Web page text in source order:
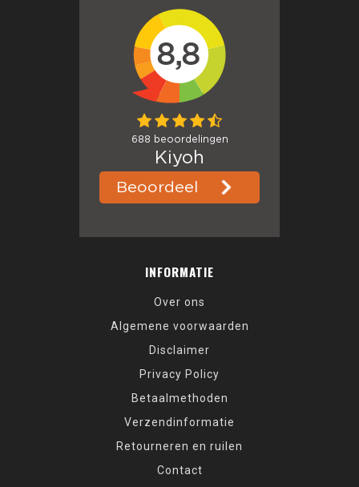
INFORMATIE
Over ons
Algemene voorwaarden
Disclaimer
Privacy Policy
Betaalmethoden
Verzendinformatie
Retourneren en ruilen
Contact